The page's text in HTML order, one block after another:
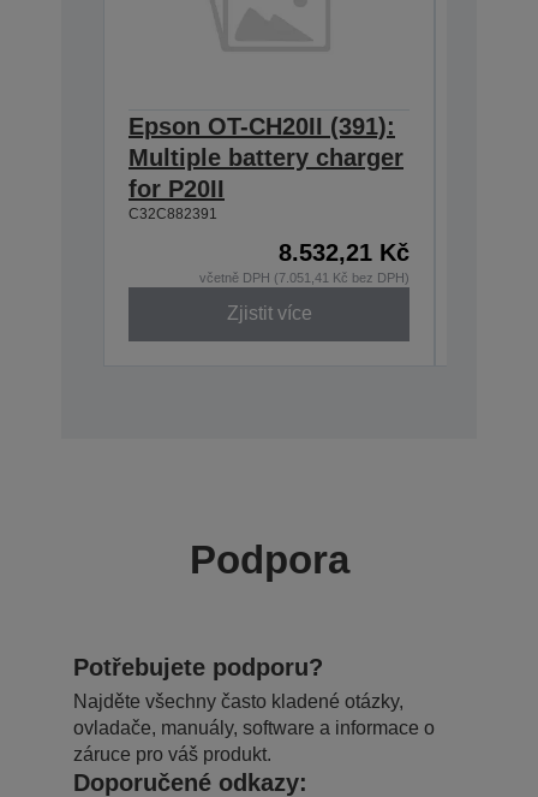
Epson OT-CH20II (391):
Multiple battery charger
for P20II
C32C882391
8.532,21 Kč
včetně DPH (7.051,41 Kč bez DPH)
Zjistit více
Podpora
Potřebujete podporu?
Najděte všechny často kladené otázky,
ovladače, manuály, software a informace o
záruce pro váš produkt.
Doporučené odkazy: